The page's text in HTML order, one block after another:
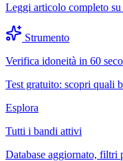
Leggi articolo completo su
Strumento
Verifica idoneità in 60
Test gratuito: scopri quali
Esplora
Tutti i bandi attivi
Database aggiornato, filtri